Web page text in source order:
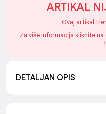
ARTIKAL
Ovaj artikal
Za više informacija kliknite
DETALJAN OPIS